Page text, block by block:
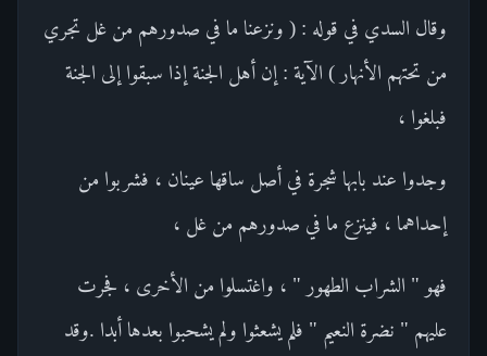
وقال السدي في قوله : ( ونزعنا ما في صدورهم من غل تجري
من تحتهم الأنهار ) الآية : إن أهل الجنة إذا سبقوا إلى الجنة
فبلغوا ،
وجدوا عند بابها شجرة في أصل ساقها عينان ، فشربوا من
إحداهما ، فينزع ما في صدورهم من غل ،
فهو " الشراب الطهور " ، واغتسلوا من الأخرى ، فجرت
عليهم " نضرة النعيم " فلم يشعثوا ولم يشحبوا بعدها أبدا .وقد